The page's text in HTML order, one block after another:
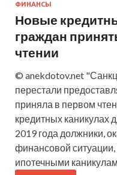
ФИНАНСЫ
Новые
граждан
чтении
© anekdotov.net
перестали
приняла в первом
кредитных каникулах
2019 года должники,
финансовой ситуации,
ипотечными